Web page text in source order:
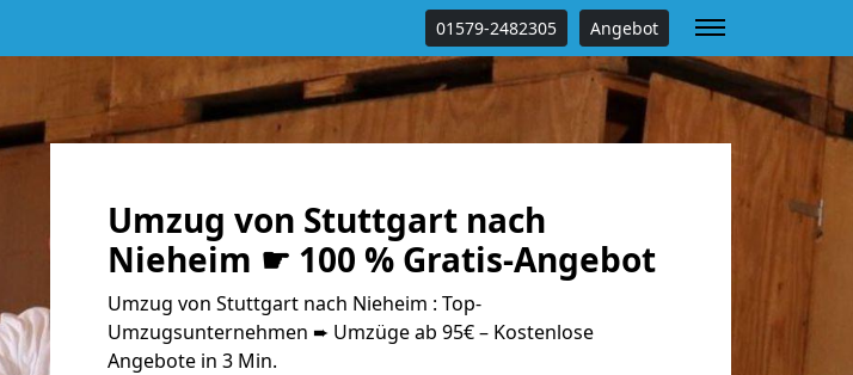
01579-2482305 Angebot
Umzug von Stuttgart nach
Nieheim ☛ 100 % Gratis-Angebot
Umzug von Stuttgart nach Nieheim : Top-
Umzugsunternehmen ➨ Umzüge ab 95€ – Kostenlose
Angebote in 3 Min.